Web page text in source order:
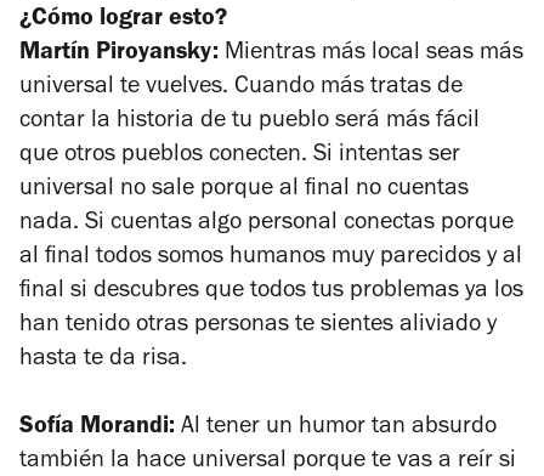
¿Cómo lograr esto?
Martín Piroyansky: Mientras más local seas más
universal te vuelves. Cuando más tratas de
contar la historia de tu pueblo será más fácil
que otros pueblos conecten. Si intentas ser
universal no sale porque al final no cuentas
nada. Si cuentas algo personal conectas porque
al final todos somos humanos muy parecidos y al
final si descubres que todos tus problemas ya los
han tenido otras personas te sientes aliviado y
hasta te da risa.
Sofía Morandi: Al tener un humor tan absurdo
también la hace universal porque te vas a reír si